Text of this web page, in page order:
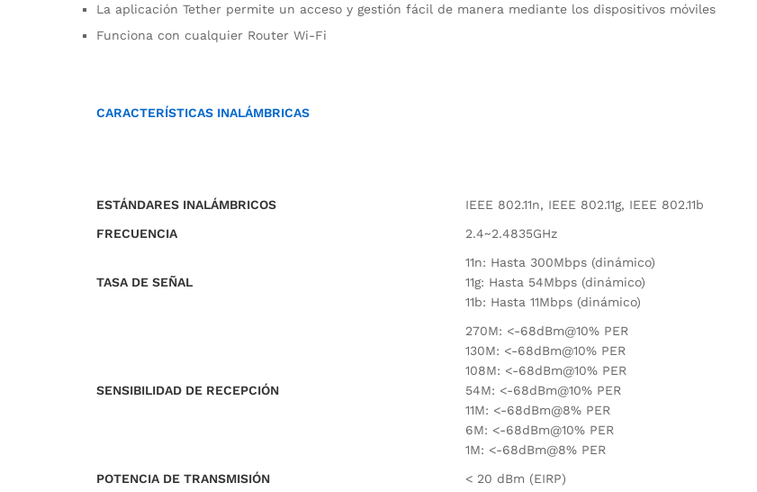
La aplicación Tether permite un acceso y gestión fácil de manera mediante los dispositivos móviles
Funciona con cualquier Router Wi-Fi
CARACTERÍSTICAS INALÁMBRICAS
ESTÁNDARES INALÁMBRICOS
IEEE 802.11n, IEEE 802.11g, IEEE 802.11b
FRECUENCIA
2.4~2.4835GHz
TASA DE SEÑAL
11n: Hasta 300Mbps (dinámico)
11g: Hasta 54Mbps (dinámico)
11b: Hasta 11Mbps (dinámico)
SENSIBILIDAD DE RECEPCIÓN
270M: <-68dBm@10% PER
130M: <-68dBm@10% PER
108M: <-68dBm@10% PER
54M: <-68dBm@10% PER
11M: <-68dBm@8% PER
6M: <-68dBm@10% PER
1M: <-68dBm@8% PER
POTENCIA DE TRANSMISIÓN
< 20 dBm (EIRP)